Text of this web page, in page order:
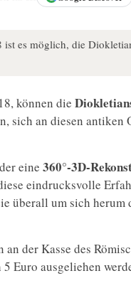
es möglich, die
können die
sich an diesen
eine 360°-3D-
eindrucksvolle
überall um sich
der Kasse des
Euro ausgeliehen